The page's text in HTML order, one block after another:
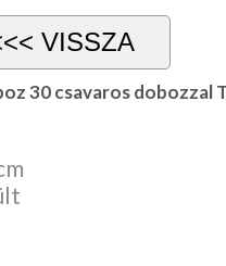
30 csavaros dobozzal